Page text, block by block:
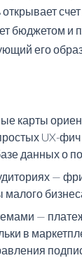
бюджетом и
его
карты
UX-
данных о
—
малого
—
в